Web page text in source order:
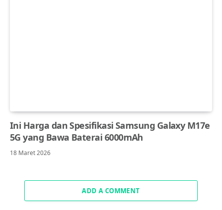
Ini Harga dan Spesifikasi Samsung Galaxy M17e
5G yang Bawa Baterai 6000mAh
18 Maret 2026
ADD A COMMENT